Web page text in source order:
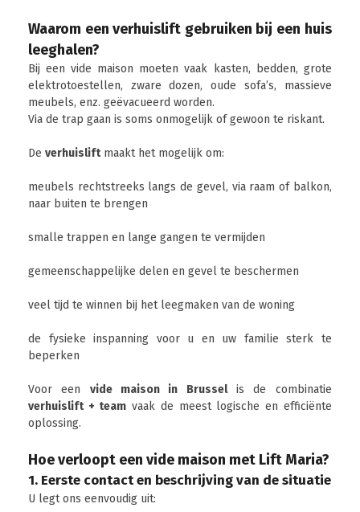
Waarom een verhuislift gebruiken bij een huis
leeghalen?
Bij een vide maison moeten vaak kasten, bedden, grote
elektrotoestellen, zware dozen, oude sofa’s, massieve
meubels, enz. geëvacueerd worden.
Via de trap gaan is soms onmogelijk of gewoon te riskant.
De verhuisliftmaakt het mogelijk om:
meubels rechtstreeks langs de gevel, via raam of balkon,
naar buiten te brengen
smalle trappen en lange gangen te vermijden
gemeenschappelijke delen en gevel te beschermen
veel tijd te winnen bij het leegmaken van de woning
de fysieke inspanning voor u en uw familie sterk te
beperken
Voor een vide maison in Brusselis de combinatie
verhuislift + team vaak de meest logische en efficiënte
oplossing.
Hoe verloopt een vide maison met Lift Maria?
1. Eerste contact en beschrijving van de situatie
U legt ons eenvoudig uit: